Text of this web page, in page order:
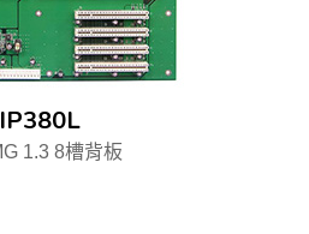
IP380L
PICMG 1.3 8槽背板